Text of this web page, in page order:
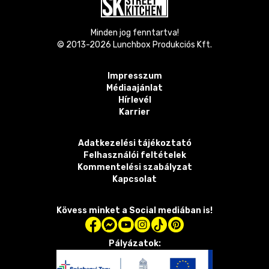
Minden jog fenntartva!
© 2013-2026 Lunchbox Produkciós Kft.
Impresszum
Médiaajánlat
Hírlevél
Karrier
Adatkezelési tájékoztató
Felhasználói feltételek
Kommentelési szabályzat
Kapcsolat
Kövess minket a Social mediában is!
Pályázatok: